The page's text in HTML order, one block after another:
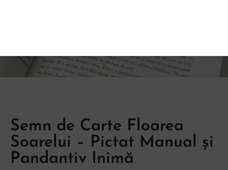
Semn de Carte Floarea
Soarelui – Pictat Manual și
Pandantiv Inimă